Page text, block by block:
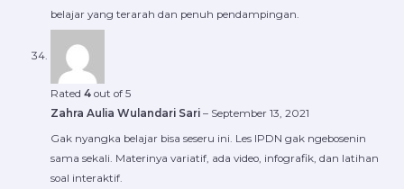
belajar yang terarah dan penuh pendampingan.
Rated 4out of 5
Zahra Aulia Wulandari Sari – September 13, 2021
Gak nyangka belajar bisa seseru ini. Les IPDN gak ngebosenin
sama sekali. Materinya variatif, ada video, infografik, dan latihan
soal interaktif.